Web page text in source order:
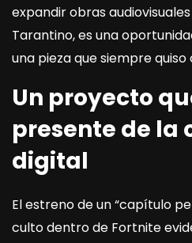
expandir obras
Tarantino, es una
una pieza que siempre
Un proyecto
presente de la
digital
El estreno de un “capítulo
culto dentro de Fortnite